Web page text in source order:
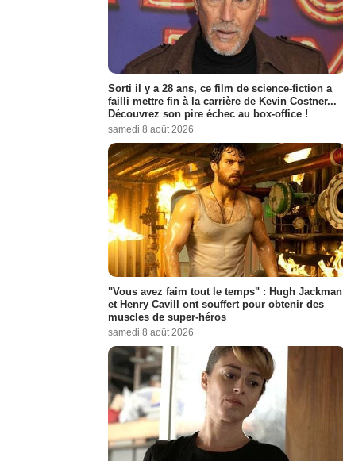
Sorti il y a 28 ans, ce film de science-fiction a
failli mettre fin à la carrière de Kevin Costner...
Découvrez son pire échec au box-office !
samedi 8 août 2026
"Vous avez faim tout le temps" : Hugh Jackman
et Henry Cavill ont souffert pour obtenir des
muscles de super-héros
samedi 8 août 2026